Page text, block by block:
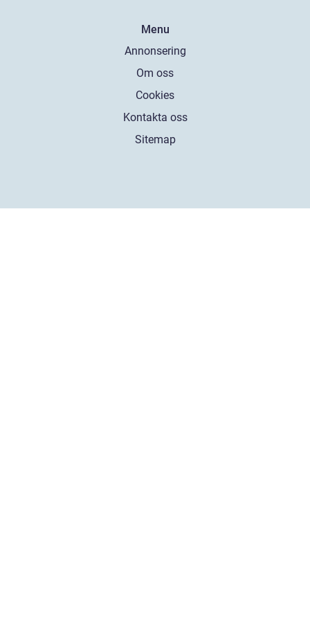
Menu
Annonsering
Om oss
Cookies
Kontakta oss
Sitemap